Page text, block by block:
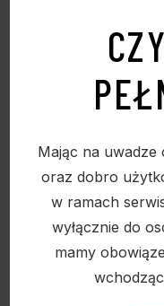
Mając na
oraz dobro
w ramach
wyłącznie do
mamy
ELIZONDO